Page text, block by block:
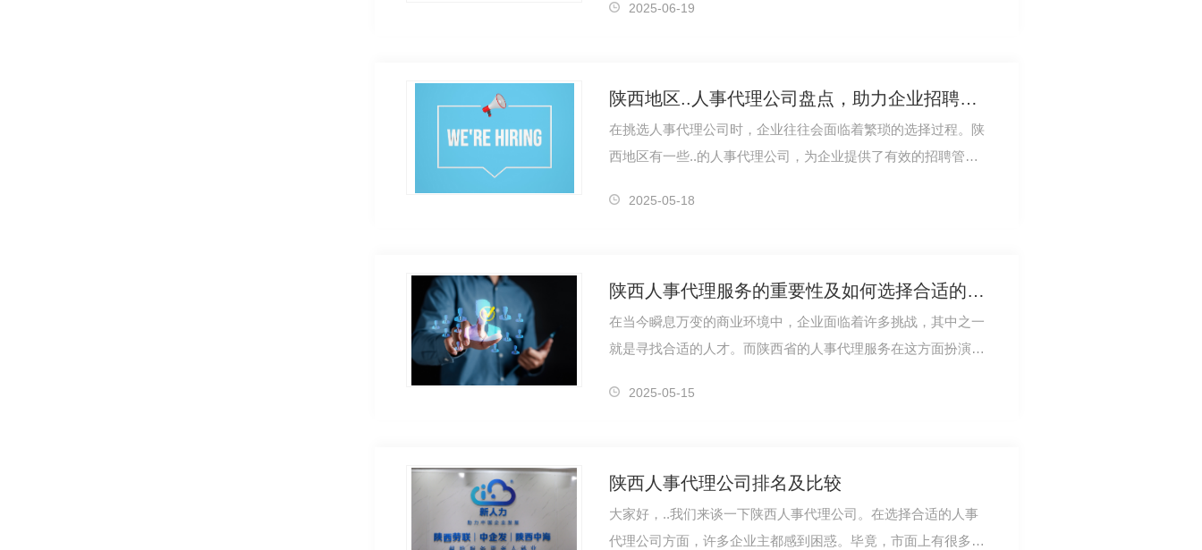
2025-06-19
陕西地区..人事代理公司盘点，助力企业招聘管理
在挑选人事代理公司时，企业往往会面临着繁琐的选择过程。陕
西地区有一些..的人事代理公司，为企业提供了有效的招聘管理
2025-05-18
陕西人事代理服务的重要性及如何选择合适的机构
在当今瞬息万变的商业环境中，企业面临着许多挑战，其中之一
就是寻找合适的人才。而陕西省的人事代理服务在这方面扮演着
2025-05-15
陕西人事代理公司排名及比较
大家好，..我们来谈一下陕西人事代理公司。在选择合适的人事
代理公司方面，许多企业主都感到困惑。毕竟，市面上有很多公